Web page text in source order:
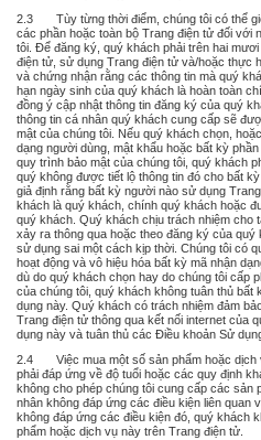
2.3 Tùy từng thời điểm, chúng tôi có thể
các phần hoặc toàn bộ Trang điện tử đối với
tôi. Để đăng ký, quý khách phải trên hai
điện tử, sử dụng Trang điện tử và/hoặc thực
và chứng nhận rằng các thông tin mà quý
hạn ngày sinh của quý khách là hoàn toàn
đồng ý cập nhật thông tin đăng ký của quý
thông tin cá nhân quý khách cung cấp sẽ
mật của chúng tôi. Nếu quý khách chọn,
dạng người dùng, mật khẩu hoặc bất kỳ
quy trình bảo mật của chúng tôi, quý khách
quý không được tiết lộ thông tin đó cho bất
giả định rằng bất kỳ người nào sử dụng
khách là quý khách, chính quý khách hoặc
quý khách. Quý khách chịu trách nhiệm cho
xảy ra thông qua hoặc theo đăng ký của
sử dụng sai một cách kịp thời. Chúng tôi có
hoạt động và vô hiệu hóa bất kỳ mã nhận
dù do quý khách chọn hay do chúng tôi cấp
của chúng tôi, quý khách không tuân thủ
dụng này. Quý khách có trách nhiệm đảm
Trang điện tử thông qua kết nối internet của
dụng này và tuân thủ các Điều khoản Sử
2.4 Việc mua một số sản phẩm hoặc dịch
phải đáp ứng về độ tuổi hoặc các quy định
không cho phép chúng tôi cung cấp các sản
nhân không đáp ứng các điều kiện liên quan
không đáp ứng các điều kiện đó, quý khách
phẩm hoặc dịch vụ này trên Trang điện tử.